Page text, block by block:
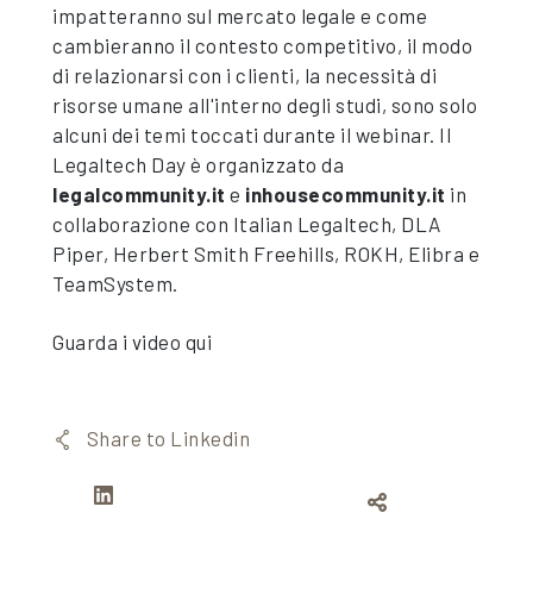
impatteranno sul mercato legale e come
cambieranno il contesto competitivo, il modo
di relazionarsi con i clienti, la necessità di
risorse umane all'interno degli studi, sono solo
alcuni dei temi toccati durante il webinar. Il
Legaltech Day è organizzato da
legalcommunity.it e inhousecommunity.it in
collaborazione con Italian Legaltech, DLA
Piper, Herbert Smith Freehills, ROKH, Elibra e
TeamSystem.
Guarda i video qui
Share to Linkedin